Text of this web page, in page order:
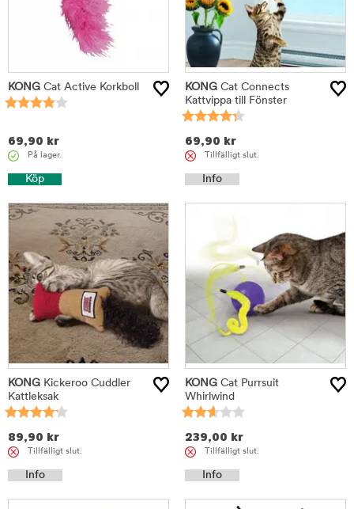
KONG Cat Active Korkboll
69,90 kr
På lager.
Köp
KONG Cat Connects
Kattvippa till Fönster
69,90 kr
Tillfälligt slut.
Info
KONG Kickeroo Cuddler
Kattleksak
89,90 kr
Tillfälligt slut.
Info
KONG Cat Purrsuit
Whirlwind
239,00 kr
Tillfälligt slut.
Info